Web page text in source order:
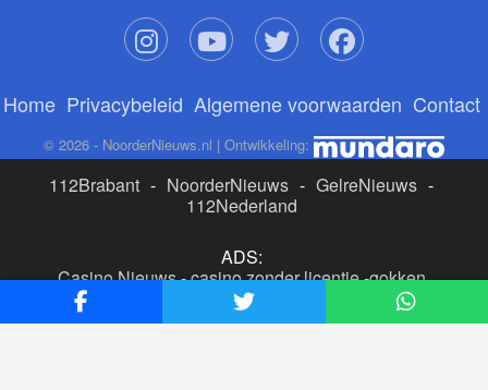
Home Privacybeleid Algemene voorwaarden Contact
© 2026 - NoorderNieuws.nl | Ontwikkeling:
112Brabant - NoorderNieuws - GelreNieuws -
112Nederland
ADS:
Casino Nieuws-casino zonder licentie-gokken
buitenlandse site
beste online casino nederland